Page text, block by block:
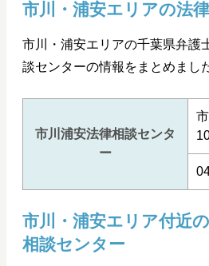
市川・浦安エリアの法
市川・浦安エリアの千葉県弁護
談センターの情報をまとめまし
市川浦安法律相談センタ
ー
市川・浦安エリア付近
相談センター